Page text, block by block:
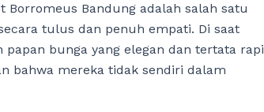
Borromeus Bandung adalah salah satu
tulus dan penuh empati. Di saat
bunga yang elegan dan tertata rapi
bahwa mereka tidak sendiri dalam